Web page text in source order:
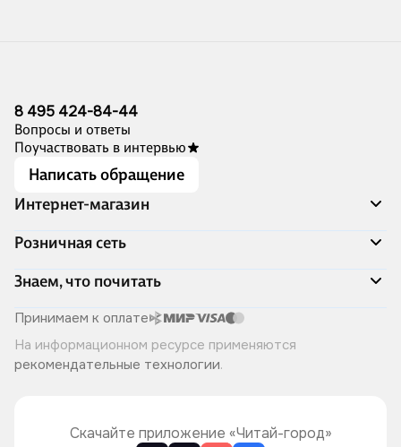
8 495 424-84-44
Вопросы и ответы
Поучаствовать в интервью
Написать обращение
Интернет-магазин
Акции
Доставка и оплата
Программа лояльности
Подарочные сертификаты
Правила продажи
Политика конфиденциальности
Розничная сеть
Адреса магазинов
Книжный Дозор
О компании
Читай-город для бизнеса
Хотите у нас работать?
Знаем, что почитать
Скоро в продаже
Лучшие из лучших
Читай-журнал
Принимаем к оплате
На информационном ресурсе применяются
рекомендательные технологии.
Скачайте приложение «Читай-город»